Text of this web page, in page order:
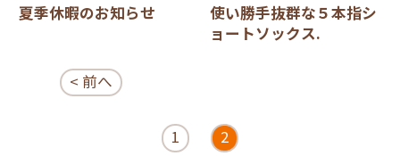
夏季休暇のお知らせ
使い勝手抜群な５本指シ
ョートソックス.
< 前へ
1 2